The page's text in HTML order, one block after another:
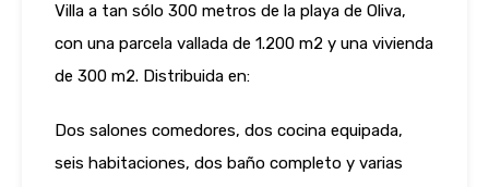
Villa a tan sólo 300 metros de la playa de Oliva,
con una parcela vallada de 1.200 m2 y una vivienda
de 300 m2. Distribuida en:
Dos salones comedores, dos cocina equipada,
seis habitaciones, dos baño completo y varias